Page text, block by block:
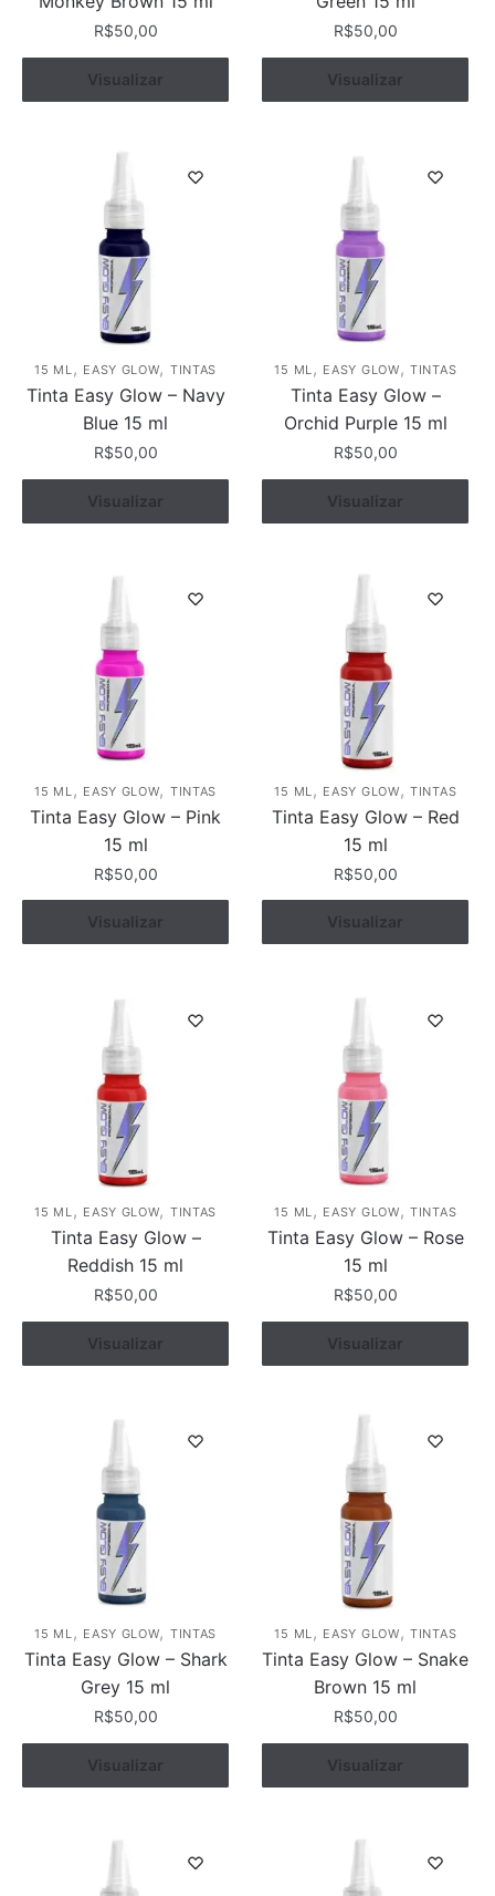
R$50,00
Comprar
Visualizar
R$50,00
Comprar
Visualizar
15 ML , EASY GLOW, TINTAS
Tinta Easy Glow – Navy
Blue 15 ml
R$50,00
Comprar
Visualizar
15 ML , EASY GLOW ,TINTAS
Tinta Easy Glow –
Orchid Purple 15 ml
R$50,00
Comprar
Visualizar
15 ML , EASY GLOW, TINTAS
Tinta Easy Glow – Pink
15 ml
R$50,00
Comprar
Visualizar
15 ML , EASY GLOW ,TINTAS
Tinta Easy Glow – Red
15 ml
R$50,00
Comprar
Visualizar
15 ML, EASY GLOW, TINTAS
Tinta Easy Glow –
Reddish 15 ml
R$50,00
Comprar
Visualizar
15 ML, EASY GLOW,TINTAS
Tinta Easy Glow – Rose
15 ml
R$50,00
Comprar
Visualizar
15 ML, EASY GLOW, TINTAS
Tinta Easy Glow – Shark
Grey 15 ml
R$50,00
Comprar
Visualizar
15 ML, EASY GLOW,TINTAS
Tinta Easy Glow – Snake
Brown 15 ml
R$50,00
Comprar
Visualizar